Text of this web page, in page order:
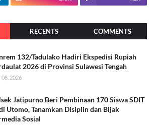
RECENTS COMMENTS
132/Tadulako Hadiri Ekspedisi Rupiah
2026 di Provinsi Sulawesi Tengah
08, 2026
Jatipurno Beri Pembinaan 170 Siswa SDIT
Utomo, Tanamkan Disiplin dan Bijak
Sosial